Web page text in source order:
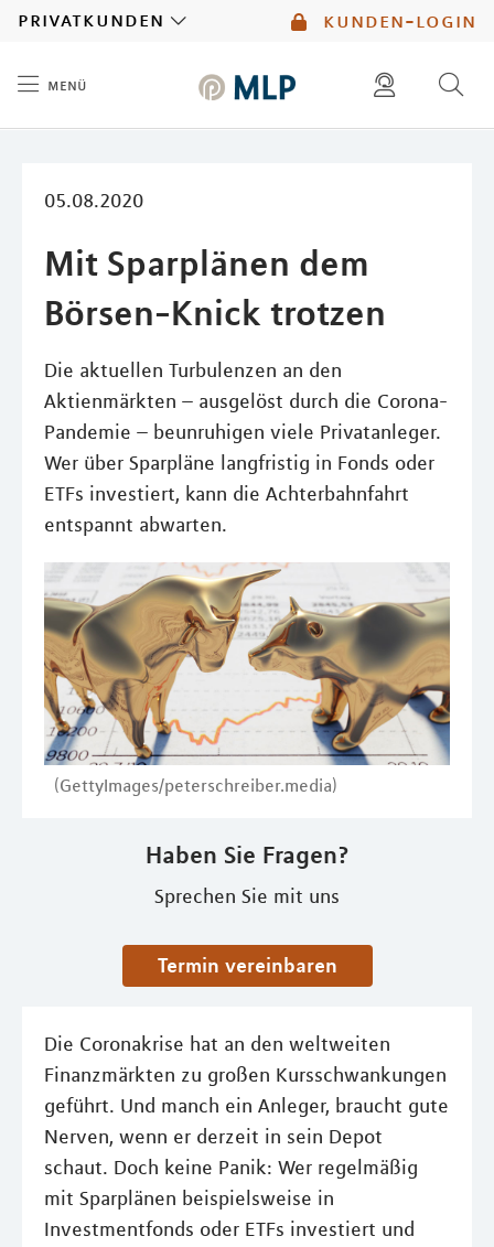
kunden-login
privatkunden
menü
05.08.2020
Mit Sparplänen dem
Börsen-Knick trotzen
Die aktuellen Turbulenzen an den
Aktienmärkten – ausgelöst durch die Corona-
Pandemie – beunruhigen viele Privatanleger.
Wer über Sparpläne langfristig in Fonds oder
ETFs investiert, kann die Achterbahnfahrt
entspannt abwarten.
(GettyImages/peterschreiber.media)
Haben Sie Fragen?
Sprechen Sie mit uns
Termin vereinbaren
Die Coronakrise hat an den weltweiten
Finanzmärkten zu großen Kursschwankungen
geführt. Und manch ein Anleger, braucht gute
Nerven, wenn er derzeit in sein Depot
schaut. Doch keine Panik: Wer regelmäßig
mit Sparplänen beispielsweise in
Investmentfonds oder ETFs investiert und